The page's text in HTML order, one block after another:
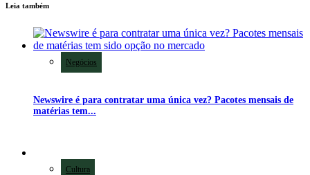
Leia também
Negócios
Newswire é para contratar uma única vez? Pacotes mensais de
matérias tem...
Cultura